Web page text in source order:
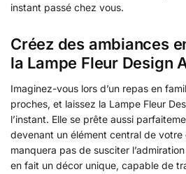
instant passé chez vous.
Créez des ambiances
la Lampe Fleur Design
Imaginez-vous lors d’un repas en
proches, et laissez la Lampe Fleur
l’instant. Elle se prête aussi
devenant un élément central de
manquera pas de susciter
en fait un décor unique, capable de